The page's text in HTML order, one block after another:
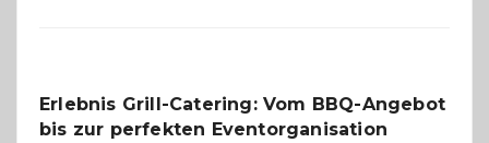
Gelegenheit,
neue
Erlebnis Grill-Catering: Vom BBQ-Angebot
bis zur perfekten Eventorganisation